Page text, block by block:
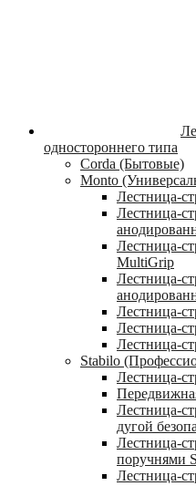
одностороннего типа
Corda (Бытовые)
Monto
Лестница-
Лестница-
Лестница-
MultiGrip
Лестница-
Лестница-
Лестница-
Лестница-
Stabilo
Лестница-
Лестница-
дугой
Лестница-
поручнями
Лестница-